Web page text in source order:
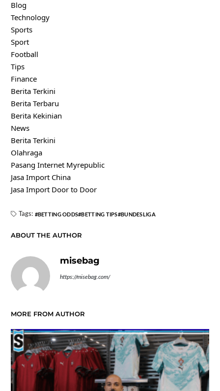
Blog
Technology
Sports
Sport
Football
Tips
Finance
Berita Terkini
Berita Terbaru
Berita Kekinian
News
Berita Terkini
Olahraga
Pasang Internet Myrepublic
Jasa Import China
Jasa Import Door to Door
Tags: BETTING ODDS BETTING TIPS BUNDESLIGA
ABOUT THE AUTHOR
misebag
https://misebag.com/
MORE FROM AUTHOR